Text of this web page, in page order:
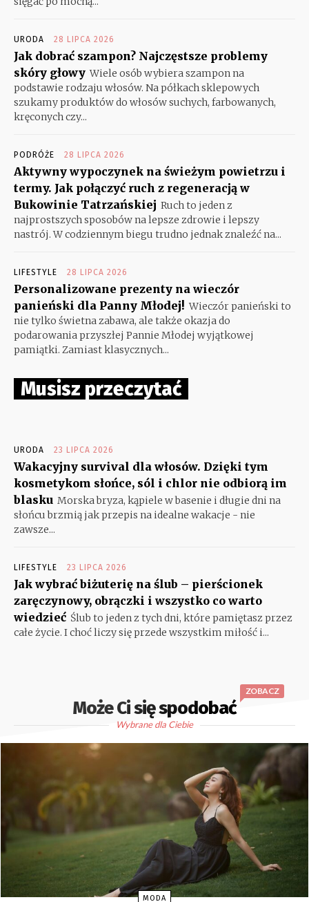
URODA 28 LIPCA 2026
Jak dobrać szampon? Najczęstsze problemy
skóry głowy Wiele osób wybiera szampon na
podstawie rodzaju włosów. Na półkach sklepowych
szukamy produktów do włosów suchych, farbowanych,
kręconych czy...
PODRÓŻE 28 LIPCA 2026
Aktywny wypoczynek na świeżym powietrzu i
termy. Jak połączyć ruch z regeneracją w
Bukowinie Tatrzańskiej Ruch to jeden z
najprostszych sposobów na lepsze zdrowie i lepszy
nastrój. W codziennym biegu trudno jednak znaleźć na...
LIFESTYLE 28 LIPCA 2026
Personalizowane prezenty na wieczór
panieński dla Panny Młodej! Wieczór panieński to
nie tylko świetna zabawa, ale także okazja do
podarowania przyszłej Pannie Młodej wyjątkowej
pamiątki. Zamiast klasycznych...
Musisz przeczytać
URODA 23 LIPCA 2026
Wakacyjny survival dla włosów. Dzięki tym
kosmetykom słońce, sól i chlor nie odbiorą im
blasku Morska bryza, kąpiele w basenie i długie dni na
słońcu brzmią jak przepis na idealne wakacje - nie
zawsze...
LIFESTYLE 23 LIPCA 2026
Jak wybrać biżuterię na ślub – pierścionek
zaręczynowy, obrączki i wszystko co warto
wiedzieć Ślub to jeden z tych dni, które pamiętasz przez
całe życie. I choć liczy się przede wszystkim miłość i...
Może Ci się spodobać
ZOBACZ
Wybrane dla Ciebie
MODA